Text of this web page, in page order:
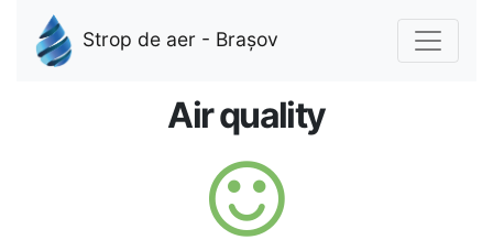
Strop de aer - Brașov
Air quality